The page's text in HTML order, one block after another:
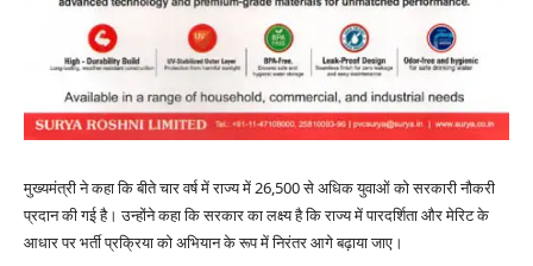
मुख्यमंत्री ने कहा कि बीते चार वर्ष में राज्य में 26,500 से अधिक युवाओं को सरकारी नौकरी
प्रदान की गई है। उन्होंने कहा कि सरकार का लक्ष्य है कि राज्य में पारदर्शिता और मेरिट के
आधार पर भर्ती प्रक्रिया को अभियान के रूप में निरंतर आगे बढ़ाया जाए।